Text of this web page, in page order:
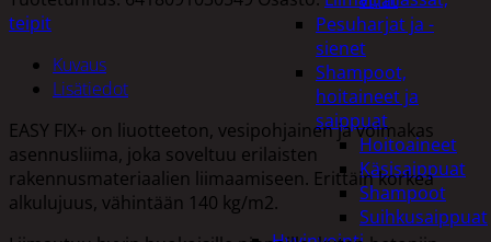
Pesuharjat ja -
sienet
Shampoot,
hoitaineet ja
saippuat
Hoitoaineet
Käsisaippuat
Shampoot
Suihkusaippuat
teipit
Kuvaus
Lisätiedot
EASY FIX+ on liuotteeton, vesipohjainen ja voimakas
asennusliima, joka soveltuu erilaisten
rakennusmateriaalien liimaamiseen. Erittäin korkea
alkulujuus, vähintään 140 kg/m2.